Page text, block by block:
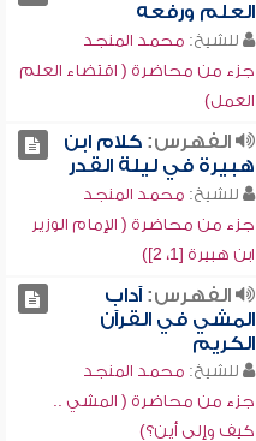
العلم ورفعه
للشيخ: محمد المنجد
جزء من محاضرة ( اقتضاء العلم
العمل)
الفهرس:كلام ابن
هبيرة في ليلة القدر
للشيخ: محمد المنجد
جزء من محاضرة ( الإمام الوزير
ابن هبيرة [1، 2])
الفهرس:آداب
المشي في القرآن
الكريم
للشيخ: محمد المنجد
جزء من محاضرة ( المشي ..
كيف وإلى أين؟)